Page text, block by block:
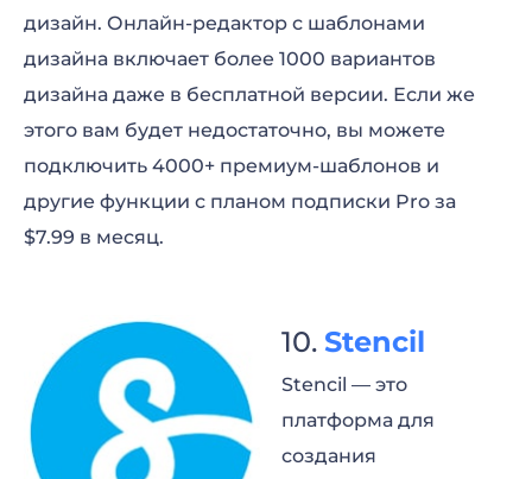
дизайн. Онлайн-редактор с шаблонами
дизайна включает более 1000 вариантов
дизайна даже в бесплатной версии. Если же
этого вам будет недостаточно, вы можете
подключить 4000+ премиум-шаблонов и
другие функции с планом подписки Pro за
$7.99 в месяц.
Stencil
Stencil — это
платформа для
создания